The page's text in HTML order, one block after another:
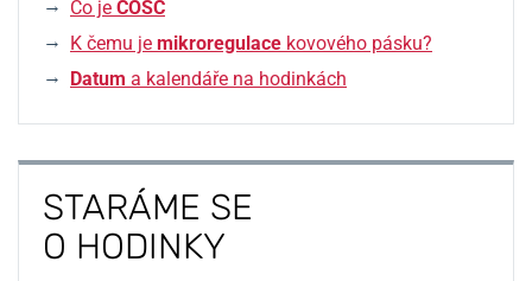
Co je COSC
K čemu je mikroregulace kovového pásku?
Datum a kalendáře na hodinkách
STARÁME SE
O HODINKY